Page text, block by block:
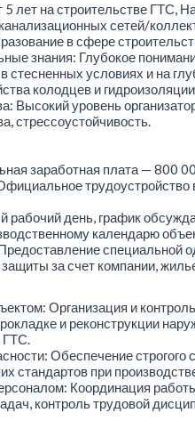
лет на строительстве ГТС,
сетей/
в сфере
знания: Глубокое
стесненных условиях и на
колодцев и
Высокий уровень
стрессоустойчивость.
заработная плата — 800
трудоустройство
рабочий день, график
календарю
специальной
за счет компании,
Организация и
и реконструкции
ГТС.
Обеспечение
стандартов при
Координация
контроль трудовой